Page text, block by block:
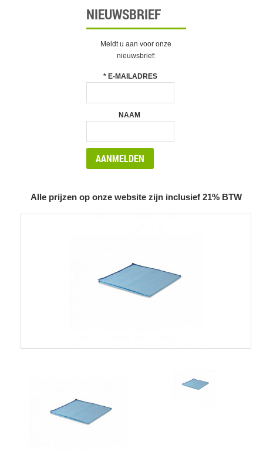
NIEUWSBRIEF
Meldt u aan voor onze
nieuwsbrief:
* E-MAILADRES
NAAM
AANMELDEN
Alle prijzen op onze website zijn inclusief 21% BTW